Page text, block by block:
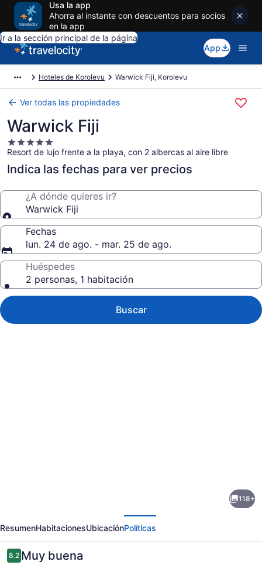
Usa la app
Ahorra al instante con descuentos para socios
en la app
Ir a la sección principal de la página
App
Hoteles de Korolevu Warwick Fiji, Korolevu
Ver todas las propiedades
Warwick Fiji
Propiedad
de
5.0
Resort de lujo frente a la playa, con 2 albercas al aire libre
Indica las fechas para ver precios
¿A dónde quieres ir?
Warwick Fiji
Fechas
lun. 24 de ago. - mar. 25 de ago.
Huéspedes
2 personas, 1 habitación
Buscar
Fiji
118+
ResumenHabitacionesUbicaciónPolíticas
Opiniones
8.28.2 de 10,
Muy buena